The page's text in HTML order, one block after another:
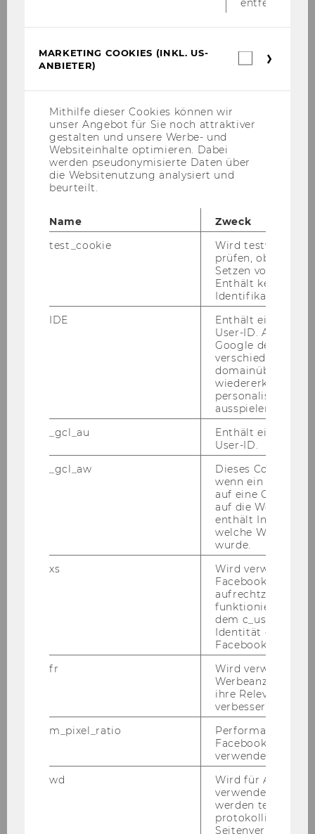
DOWNLOAD
PDF, 3.40 MB)
WU Ma­ga­zin 2015
WU Magazin 03/2015
WU Magazin 02/2015
entfernt.
MARKETING COOKIES (INKL. US-
ANBIETER)
Mithilfe dieser Cookies können wir
unser Angebot für Sie noch attraktiver
gestalten und unsere Werbe- und
Websiteinhalte optimieren. Dabei
werden pseudonymisierte Daten über
die Websitenutzung analysiert und
beurteilt.
Name
Zweck
test_cookie
Wird testweise
prüfen, ob der
Setzen von
Enthält keine
IDE
Enthält eine
User-ID. Anhand
Google den User
verschiedene
wiedererkennen
personalisierte
ausspielen.
_gcl_au
Enthält eine
User-ID.
_gcl_aw
Dieses Cookie
wenn ein User
auf eine Google
auf die Website
enthält
welche
wurde.
xs
Wird verwendet,
Facebook-Sitzung
funktioniert in
dem c_user-
Identität des
Facebook zu
fr
Wird verwendet,
Werbeanzeigen
ihre Relevanz zu
verbessern.
m_pixel_ratio
Performance-
Facebook mit
verwendet wird.
wd
Wird für Analyse-
verwendet. Unter
werden
protokolliert (z.B.
Seitenverhältnis